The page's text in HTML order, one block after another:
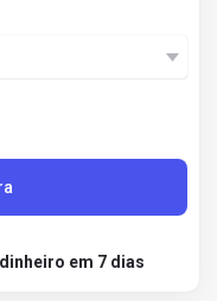
em 7 dias